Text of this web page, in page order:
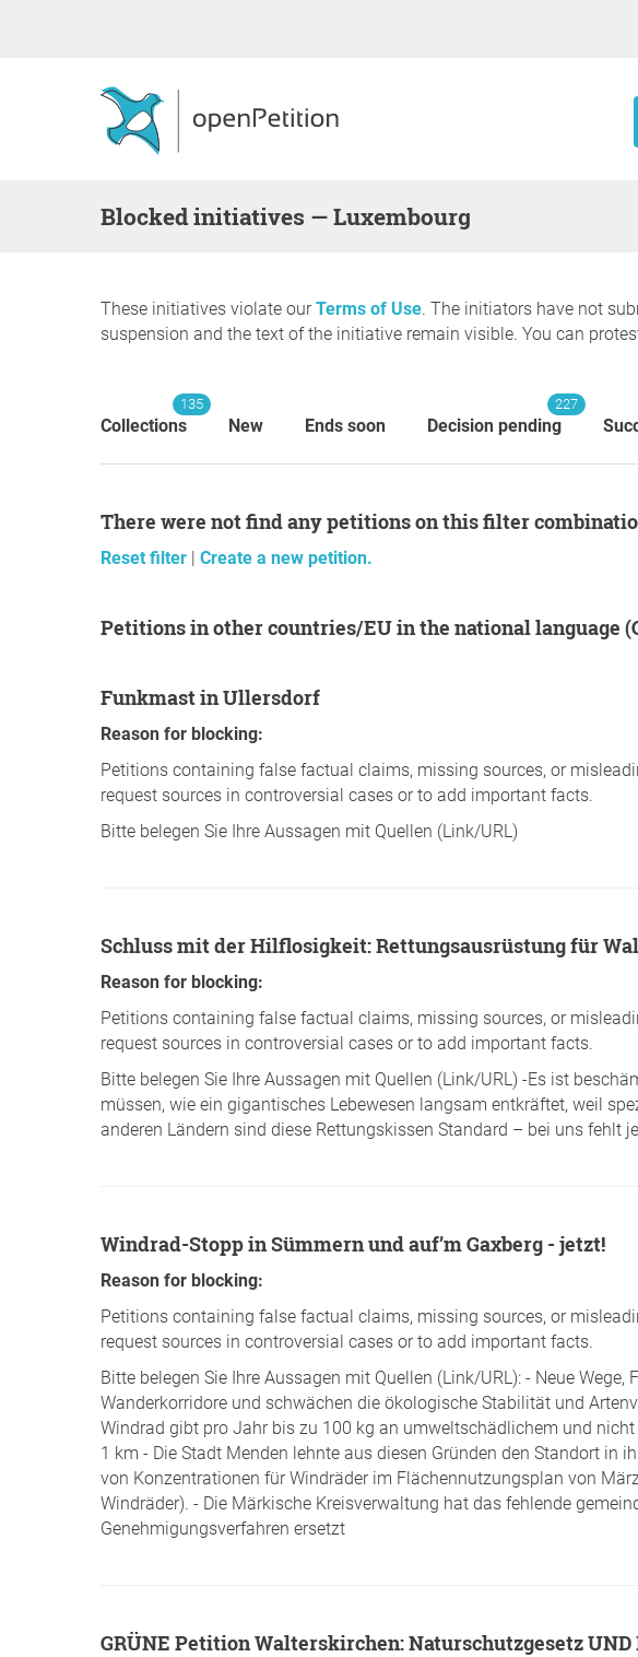
blocked initiatives — Luxembourg
These initiatives violate ourTerms of Use. The initiators have not
suspension and the text of the initiative remain visible. You can
Collections
135
New Ends soon Decision pending
227
There were not find any petitions on this filter
Reset filter | Create a new petition.
Petitions in other countries/EU in the national language
Funkmast in Ullersdorf
Reason for blocking:
Petitions containing false factual claims, missing sources, or
request sources in controversial cases or to add important facts.
Bitte belegen Sie Ihre Aussagen mit Quellen (Link/URL)
Schluss mit der Hilflosigkeit: Rettungsausrüstung für
Reason for blocking:
Petitions containing false factual claims, missing sources, or
request sources in controversial cases or to add important facts.
Bitte belegen Sie Ihre Aussagen mit Quellen (Link/URL) -Es ist
müssen, wie ein gigantisches Lebewesen langsam entkräftet, weil
anderen Ländern sind diese Rettungskissen Standard – bei uns fehlt
Windrad-Stopp in Sümmern und auf’m Gaxberg - jetzt!
Reason for blocking:
Petitions containing false factual claims, missing sources, or
request sources in controversial cases or to add important facts.
Bitte belegen Sie Ihre Aussagen mit Quellen (Link/URL): - Neue
Wanderkorridore und schwächen die ökologische Stabilität und
Windrad gibt pro Jahr bis zu 100 kg an umweltschädlichem und
1 km - Die Stadt Menden lehnte aus diesen Gründen den Standort in
von Konzentrationen für Windräder im Flächennutzungsplan von
Windräder). - Die Märkische Kreisverwaltung hat das fehlende
Genehmigungsverfahren ersetzt
GRÜNE Petition Walterskirchen: Naturschutzgesetz